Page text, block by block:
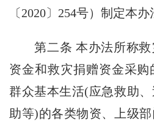
〔2020〕254号）制定本办
第二条 本办法所称
资金和救灾捐赠资金采
群众基本生活(应急救助
助等)的各类物资、上级